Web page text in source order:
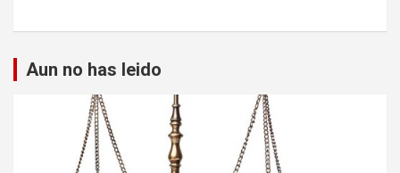
Aun no has leido